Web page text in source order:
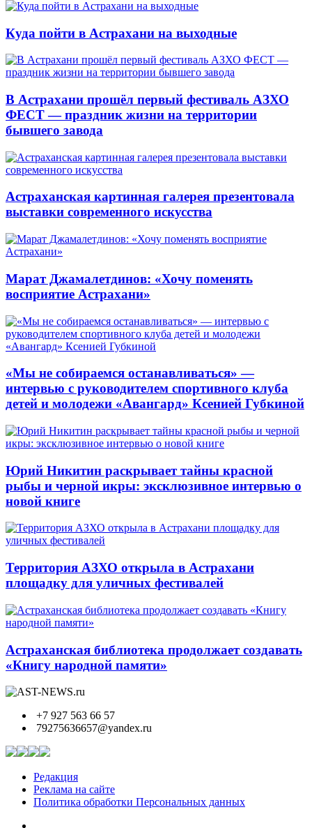
Куда пойти в Астрахани на выходные
В Астрахани прошёл первый фестиваль АЗХО
ФЕСТ — праздник жизни на территории
бывшего завода
Астраханская картинная галерея презентовала
выставки современного искусства
Марат Джамалетдинов: «Хочу поменять
восприятие Астрахани»
«Мы не собираемся останавливаться» —
интервью с руководителем спортивного клуба
детей и молодежи «Авангард» Ксенией Губкиной
Юрий Никитин раскрывает тайны красной
рыбы и черной икры: эксклюзивное интервью о
новой книге
Территория АЗХО открыла в Астрахани
площадку для уличных фестивалей
Астраханская библиотека продолжает создавать
«Книгу народной памяти»
+7 927 563 66 57
79275636657@yandex.ru
Редакция
Реклама на сайте
Политика обработки Персональных данных